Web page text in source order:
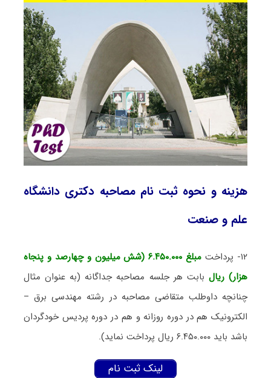
هزینه و نحوه ثبت نام مصاحبه دکتری دانشگاه
علم و صنعت
۱۲- پرداخت
مبلغ ۶.۴۵۰.۰۰۰ (شش میلیون و چهارصد و پنجاه
هزار) ریال بابت هر جلسه مصاحبه جداگانه (به عنوان مثال
چنانچه داوطلب متقاضی مصاحبه در رشته مهندسی برق –
الکترونیک هم در دوره روزانه و هم در دوره پردیس خودگردان
باشد باید ۶.۴۵۰.۰۰۰ ریال پرداخت نماید).
لینک ثبت نام